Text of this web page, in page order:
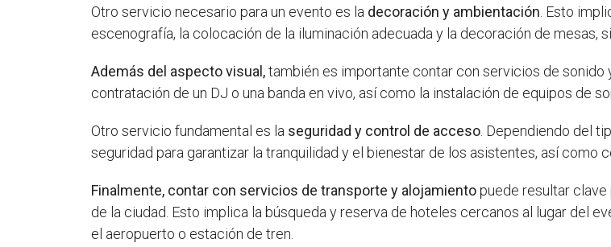
Otro servicio necesario para un evento es la decoración y ambientación. Esto
escenografía, la colocación de la iluminación adecuada y la decoración de mesas,
Además del aspecto visual,también es importante contar con servicios de sonido
contratación de un DJ o una banda en vivo, así como la instalación de equipos de
Otro servicio fundamental es la seguridad y control de acceso. Dependiendo del
seguridad para garantizar la tranquilidad y el bienestar de los asistentes, así como
Finalmente, contar con servicios de transporte y alojamientopuede resultar clave
de la ciudad. Esto implica la búsqueda y reserva de hoteles cercanos al lugar del
el aeropuerto o estación de tren.